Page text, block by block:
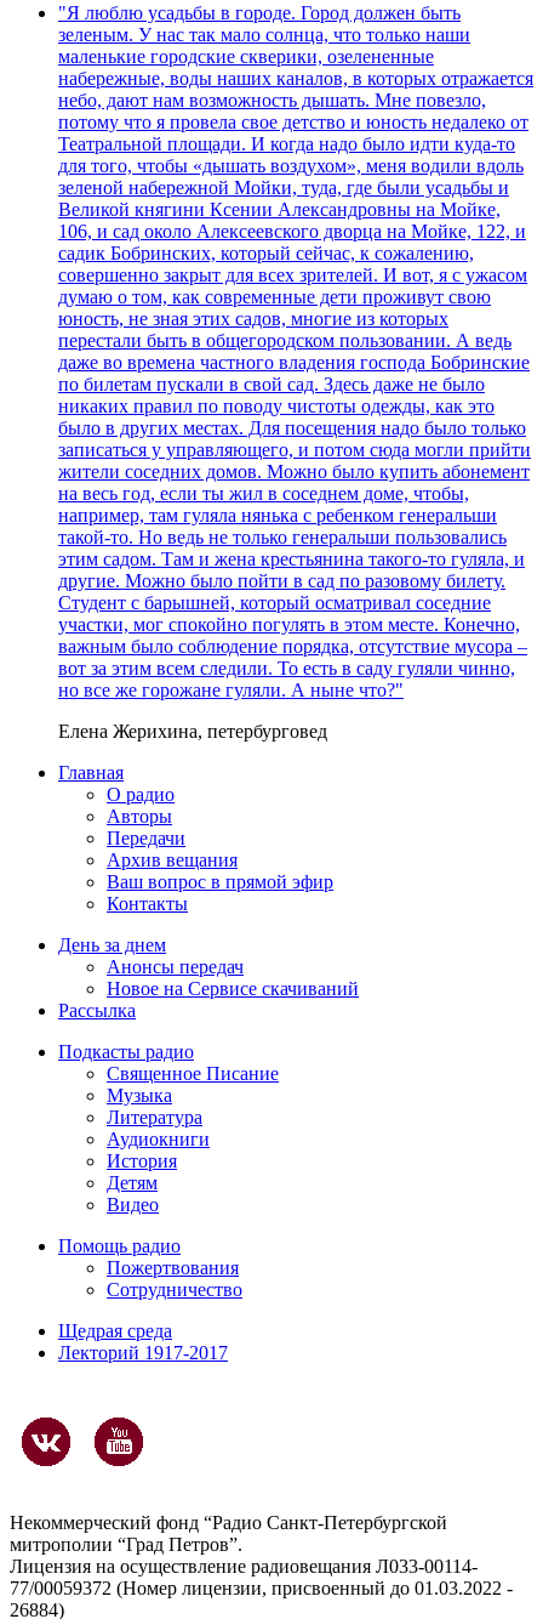
"Я люблю усадьбы в городе. Город должен быть
зеленым. У нас так мало солнца, что только наши
маленькие городские скверики, озелененные
набережные, воды наших каналов, в которых отражается
небо, дают нам возможность дышать. Мне повезло,
потому что я провела свое детство и юность недалеко от
Театральной площади. И когда надо было идти куда-то
для того, чтобы «дышать воздухом», меня водили вдоль
зеленой набережной Мойки, туда, где были усадьбы и
Великой княгини Ксении Александровны на Мойке,
106, и сад около Алексеевского дворца на Мойке, 122, и
садик Бобринских, который сейчас, к сожалению,
совершенно закрыт для всех зрителей. И вот, я с ужасом
думаю о том, как современные дети проживут свою
юность, не зная этих садов, многие из которых
перестали быть в общегородском пользовании. А ведь
даже во времена частного владения господа Бобринские
по билетам пускали в свой сад. Здесь даже не было
никаких правил по поводу чистоты одежды, как это
было в других местах. Для посещения надо было только
записаться у управляющего, и потом сюда могли прийти
жители соседних домов. Можно было купить абонемент
на весь год, если ты жил в соседнем доме, чтобы,
например, там гуляла нянька с ребенком генеральши
такой-то. Но ведь не только генеральши пользовались
этим садом. Там и жена крестьянина такого-то гуляла, и
другие. Можно было пойти в сад по разовому билету.
Студент с барышней, который осматривал соседние
участки, мог спокойно погулять в этом месте. Конечно,
важным было соблюдение порядка, отсутствие мусора –
вот за этим всем следили. То есть в саду гуляли чинно,
но все же горожане гуляли. А ныне что?"
Елена Жерихина, петербурговед
Главная
О радио
Авторы
Передачи
Архив вещания
Ваш вопрос в прямой эфир
Контакты
День за днем
Анонсы передач
Новое на Сервисе скачиваний
Рассылка
Подкасты радио
Священное Писание
Музыка
Литература
Аудиокниги
История
Детям
Видео
Помощь радио
Пожертвования
Сотрудничество
Щедрая среда
Лекторий 1917-2017
Некоммерческий фонд “Радио Санкт-Петербургской
митрополии “Град Петров”.
Лицензия на осуществление радиовещания Л033-00114-
77/00059372 (Номер лицензии, присвоенный до 01.03.2022 -
26884)